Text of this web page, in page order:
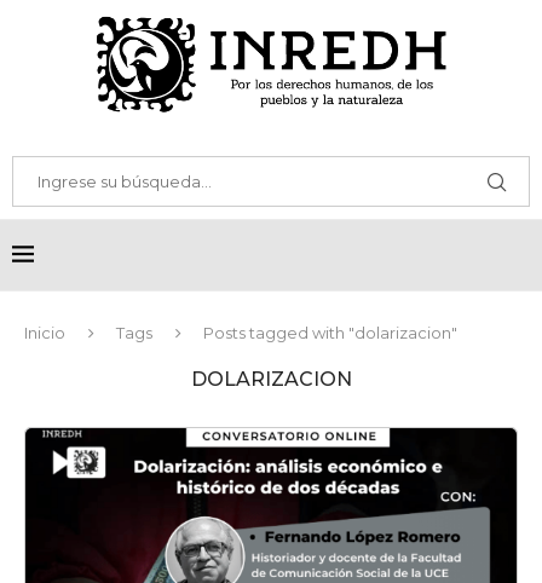
Inicio Tags Posts tagged with "dolarizacion"
DOLARIZACION